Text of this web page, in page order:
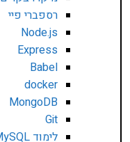
רספברי פיי
Node.js
Express
Babel
docker
MongoDB
Git
לימוד MySQL